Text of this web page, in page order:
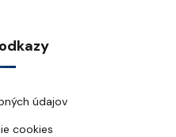
údajov
cookies